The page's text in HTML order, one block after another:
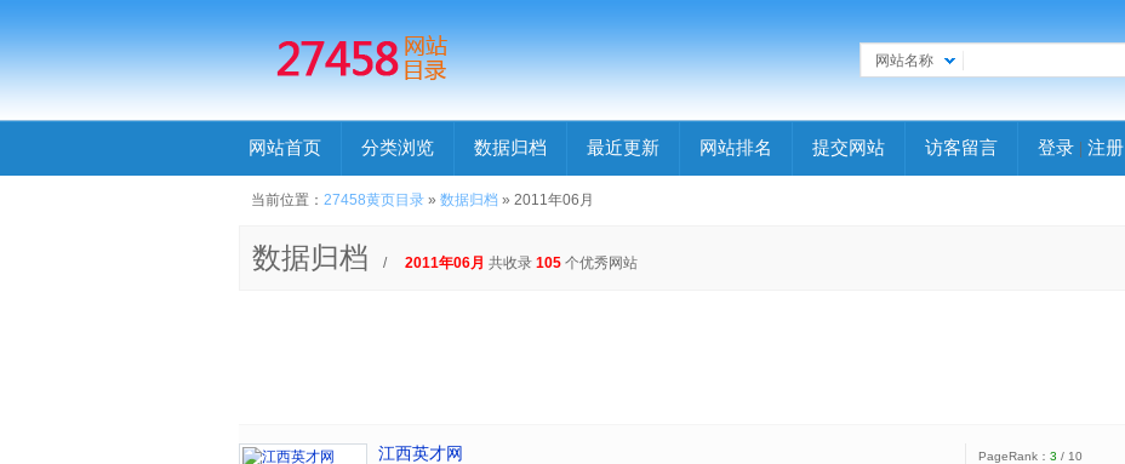
网站名称
网站首页 分类浏览 数据归档 最近更新 网站排名 提交网站 访客留言 登录 | 注册
当前位置： 27458黄页目录 » 数据归档 » 2011年06月
数据归档 / 2011年06月 共收录 105 个优秀网站
江西英才网 PageRank： 3 / 10